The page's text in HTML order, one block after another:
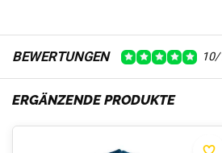
BEWERTUNGEN
ERGÄNZENDE PRODUKTE